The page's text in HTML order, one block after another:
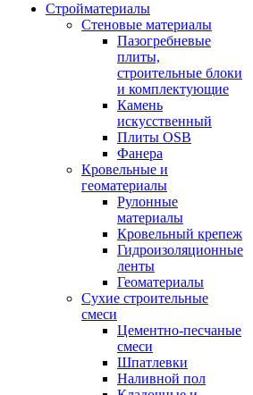
Стройматериалы
Стеновые материалы
Пазогребневые
плиты,
строительные блоки
и комплектующие
Камень
искусственный
Плиты OSB
Фанера
Кровельные и
геоматериалы
Рулонные
материалы
Кровельный крепеж
Гидроизоляционные
ленты
Геоматериалы
Сухие строительные
смеси
Цементно-песчаные
смеси
Шпатлевки
Наливной пол